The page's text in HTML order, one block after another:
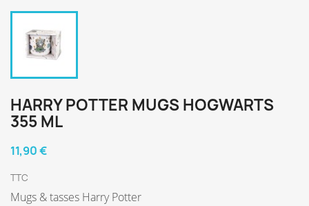
HARRY POTTER MUGS HOGWARTS
355 ML
11,90 €
TTC
Mugs & tasses Harry Potter